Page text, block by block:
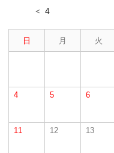
＜ 4
日 月 火
4 5 6
11 12 13